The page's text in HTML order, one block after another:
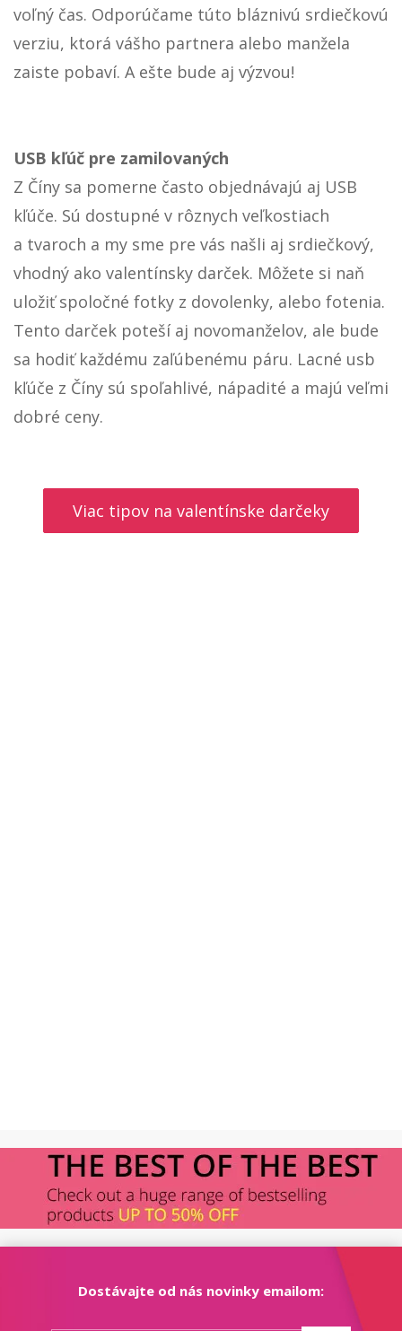
voľný čas. Odporúčame túto bláznivú srdiečkovú
verziu, ktorá vášho partnera alebo manžela
zaiste pobaví. A ešte bude aj výzvou!
USB kľúč pre zamilovaných
Z Číny sa pomerne často objednávajú aj USB
kľúče. Sú dostupné v rôznych veľkostiach
a tvaroch a my sme pre vás našli aj srdiečkový,
vhodný ako valentínsky darček. Môžete si naň
uložiť spoločné fotky z dovolenky, alebo fotenia.
Tento darček poteší aj novomanželov, ale bude
sa hodiť každému zaľúbenému páru. Lacné usb
kľúče z Číny sú spoľahlivé, nápadité a majú veľmi
dobré ceny.
Viac tipov na valentínske darčeky
Dostávajte od nás novinky emailom: